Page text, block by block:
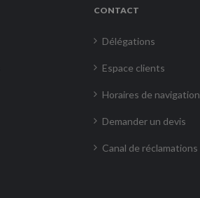
CONTACT
Délégations
Espace clients
Horaires de navigation
Demander un devis
Canal de réclamations